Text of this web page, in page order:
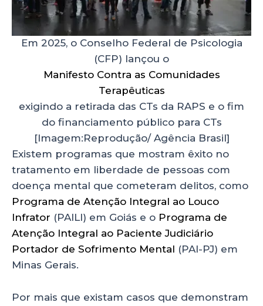
Em 2025, o Conselho Federal de Psicologia
(CFP) lançou o
Manifesto Contra as Comunidades
Terapêuticas
exigindo a retirada das CTs da RAPS e o fim
do financiamento público para CTs
[Imagem:Reprodução/ Agência Brasil]
Existem programas que mostram êxito no
tratamento em liberdade de pessoas com
doença mental que cometeram delitos, como
Programa de Atenção Integral ao Louco
Infrator (PAILI) em Goiás e o Programa de
Atenção Integral ao Paciente Judiciário
Portador de Sofrimento Mental (PAI-PJ) em
Minas Gerais.
Por mais que existam casos que demonstram